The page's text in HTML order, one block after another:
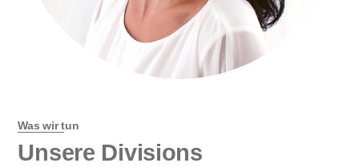
Was wir tun
Unsere Divisions